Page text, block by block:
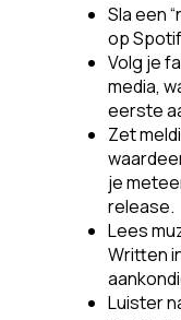
Sla een
op
Volg je
media,
eerste
Zet
je
release.
Lees
Written
Luister